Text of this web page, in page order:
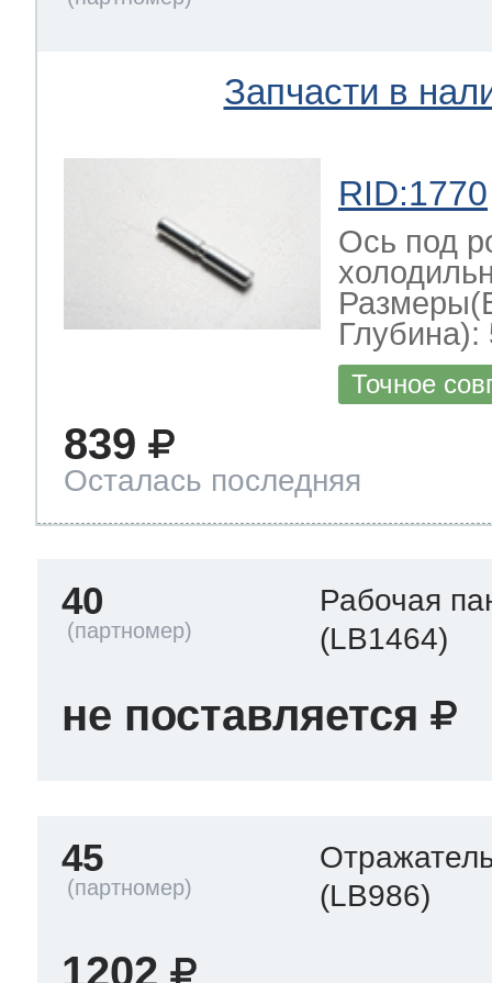
Запчасти в
RID:1770
Ось под
Глубина):
Точное
839
Осталась последняя
40
Рабочая
(LB1464)
не поставляется
45
(LB986)
1202